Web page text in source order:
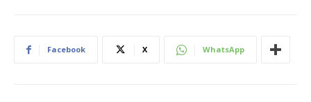
Facebook X WhatsApp